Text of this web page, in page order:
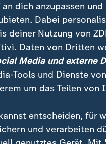
sind
im Vergleich zu 2015
an dich anzupassen
Dabei
deiner Nutzung von
Daten von Dritten
Media und externe
Tools und Dienste
um das Teilen von
entscheiden, für
und verarbeiten